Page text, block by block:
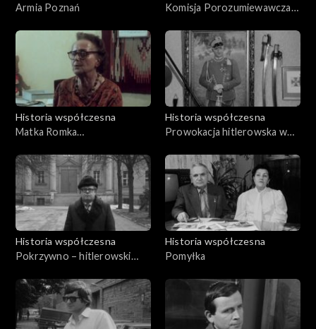
Armia Poznań
Komisja Porozumiewawcza
Historia współczesna
Matka Romka
Historia współczesna
Prowokacja hitlerowska w
Historia współczesna
Pokrzywno – hitlerowski
Historia współczesna
Pomyłka